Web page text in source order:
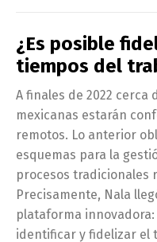
¿Es posible
tiempos del
A finales de 2022 cerca
mexicanas estarán
remotos. Lo anterior
esquemas para la
procesos tradicionales
Precisamente, Nala
plataforma
identificar y fidelizar el